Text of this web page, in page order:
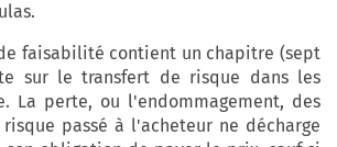
faisabilité contient un chapitre (sept
sur le transfert de risque dans les
La perte, ou l'endommagement, des
passé à l'acheteur ne décharge